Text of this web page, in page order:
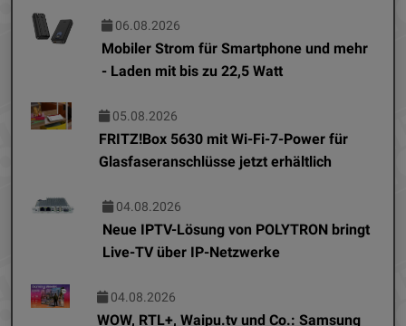
06.08.2026
Mobiler Strom für Smartphone und mehr
- Laden mit bis zu 22,5 Watt
05.08.2026
FRITZ!Box 5630 mit Wi-Fi-7-Power für
Glasfaseranschlüsse jetzt erhältlich
04.08.2026
Neue IPTV-Lösung von POLYTRON bringt
Live-TV über IP-Netzwerke
04.08.2026
WOW, RTL+, Waipu.tv und Co.: Samsung